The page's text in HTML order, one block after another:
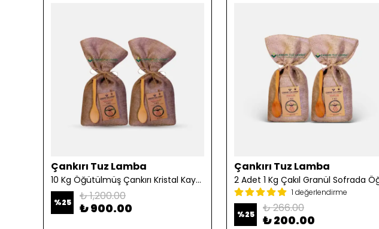
Çankırı Tuz Lamba
10 Kg Öğütülmüş Çankırı Kristal Kaya Tuzu
%25 ₺ 1,200.00
₺ 900.00
Çankırı Tuz Lamba
1 değerlendirme
%25 ₺ 266.00
₺ 200.00